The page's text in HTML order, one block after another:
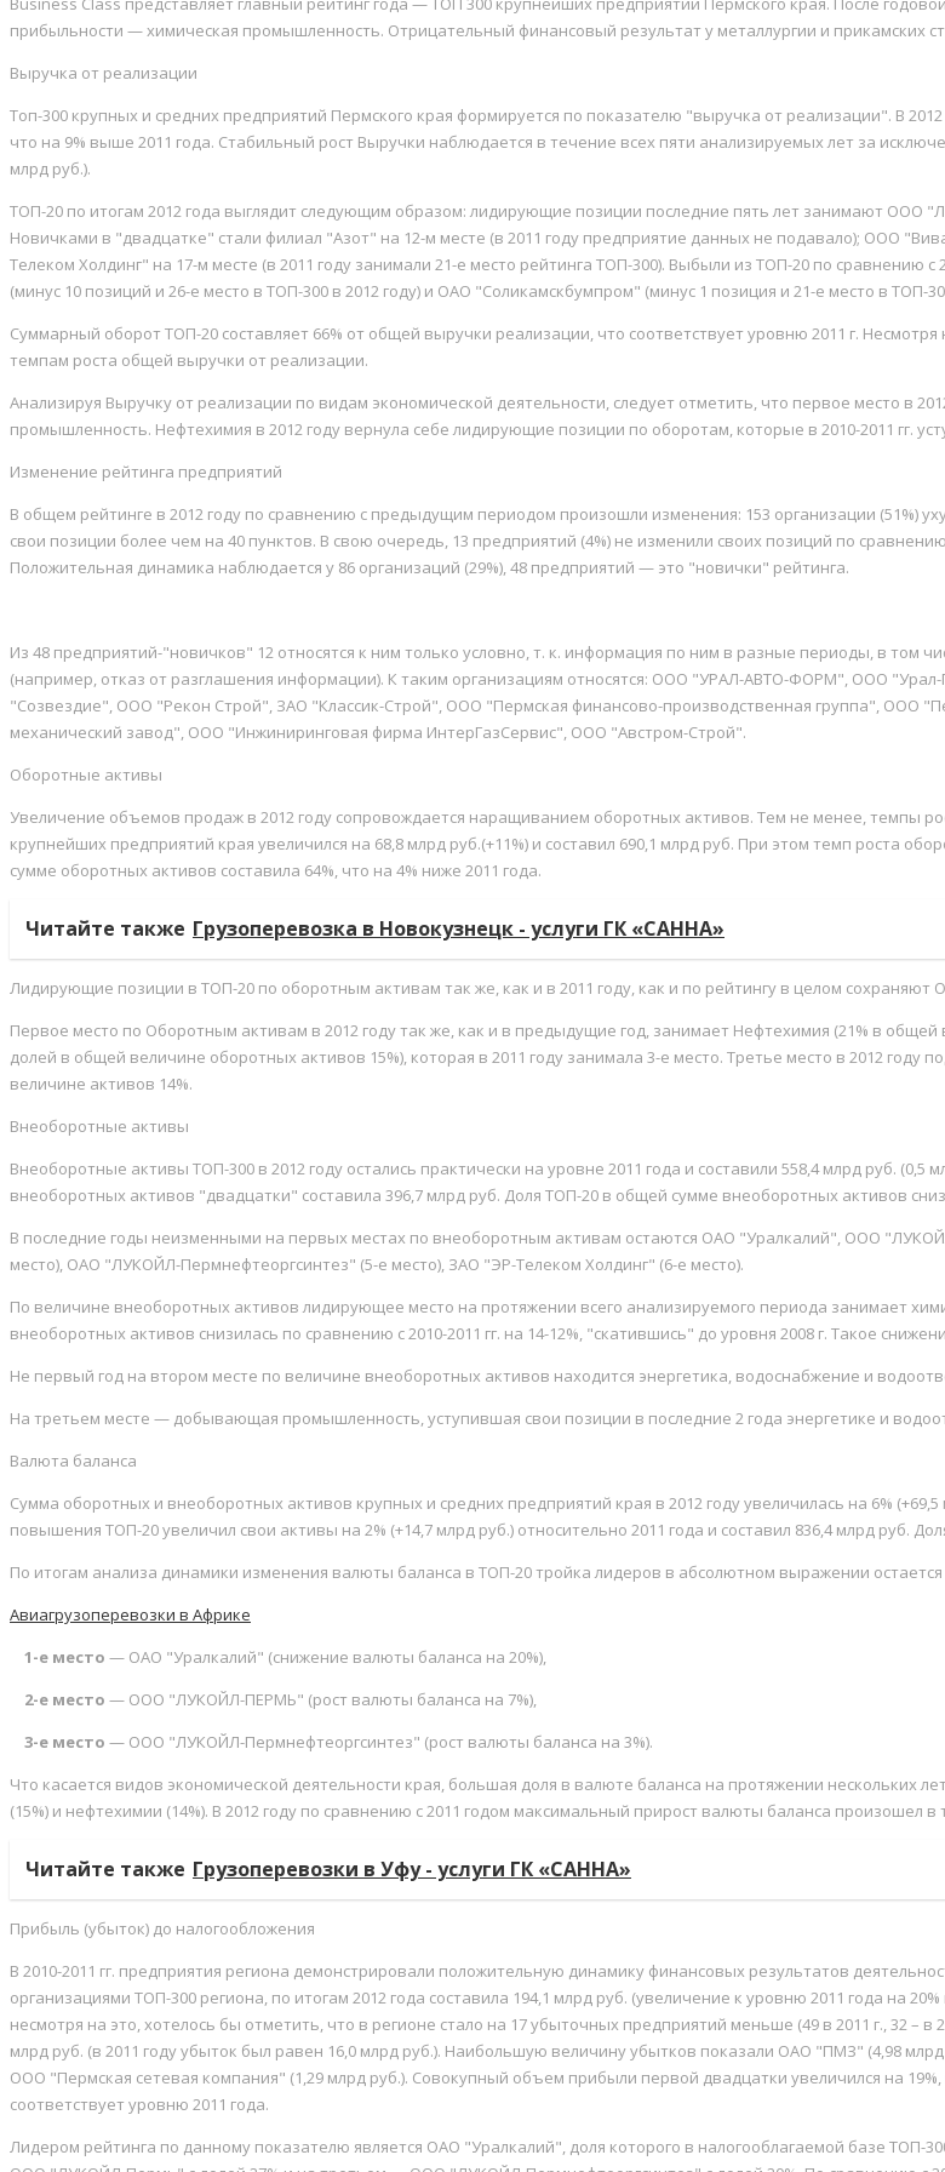
прибыльности — химическая промышленность. Отрицательный финансовый результат у металлургии и прикамских
Выручка от реализации
Топ-300 крупных и средних предприятий Пермского края формируется по показателю "выручка от реализации". В
что на 9% выше 2011 года. Стабильный рост Выручки наблюдается в течение всех пяти анализируемых лет за
млрд руб.).
ТОП-20 по итогам 2012 года выглядит следующим образом: лидирующие позиции последние пять лет занимают
Новичками в "двадцатке" стали филиал "Азот" на 12-м месте (в 2011 году предприятие данных не подавало); ООО
Телеком Холдинг" на 17-м месте (в 2011 году занимали 21-е место рейтинга ТОП-300). Выбыли из ТОП-20 по
(минус 10 позиций и 26-е место в ТОП-300 в 2012 году) и ОАО "Соликамскбумпром" (минус 1 позиция и 21-е место в ТОП-
Суммарный оборот ТОП-20 составляет 66% от общей выручки реализации, что соответствует уровню 2011 г.
темпам роста общей выручки от реализации.
Анализируя Выручку от реализации по видам экономической деятельности, следует отметить, что первое место в
промышленность. Нефтехимия в 2012 году вернула себе лидирующие позиции по оборотам, которые в 2010-2011 гг.
Изменение рейтинга предприятий
В общем рейтинге в 2012 году по сравнению с предыдущим периодом произошли изменения: 153 организации (51%)
свои позиции более чем на 40 пунктов. В свою очередь, 13 предприятий (4%) не изменили своих позиций по
Положительная динамика наблюдается у 86 организаций (29%), 48 предприятий — это "новички" рейтинга.
Из 48 предприятий-"новичков" 12 относятся к ним только условно, т. к. информация по ним в разные периоды, в том
(например, отказ от разглашения информации). К таким организациям относятся: ООО "УРАЛ-АВТО-ФОРМ", ООО
"Созвездие", ООО "Рекон Строй", ЗАО "Классик-Строй", ООО "Пермская финансово-производственная группа", ООО
механический завод", ООО "Инжиниринговая фирма ИнтерГазСервис", ООО "Австром-Строй".
Оборотные активы
Увеличение объемов продаж в 2012 году сопровождается наращиванием оборотных активов. Тем не менее, темпы
крупнейших предприятий края увеличился на 68,8 млрд руб.(+11%) и составил 690,1 млрд руб. При этом темп роста
сумме оборотных активов составила 64%, что на 4% ниже 2011 года.
Читайте также Грузоперевозка в Новокузнецк - услуги ГК «САННА»
Лидирующие позиции в ТОП-20 по оборотным активам так же, как и в 2011 году, как и по рейтингу в целом
Первое место по Оборотным активам в 2012 году так же, как и в предыдущие год, занимает Нефтехимия (21% в
долей в общей величине оборотных активов 15%), которая в 2011 году занимала 3-е место. Третье место в 2012
величине активов 14%.
Внеоборотные активы
Внеоборотные активы ТОП-300 в 2012 году остались практически на уровне 2011 года и составили 558,4 млрд руб.
внеоборотных активов "двадцатки" составила 396,7 млрд руб. Доля ТОП-20 в общей сумме внеоборотных активов
В последние годы неизменными на первых местах по внеоборотным активам остаются ОАО "Уралкалий", ООО
место), ОАО "ЛУКОЙЛ-Пермнефтеоргсинтез" (5-е место), ЗАО "ЭР-Телеком Холдинг" (6-е место).
По величине внеоборотных активов лидирующее место на протяжении всего анализируемого периода занимает
внеоборотных активов снизилась по сравнению с 2010-2011 гг. на 14-12%, "скатившись" до уровня 2008 г. Такое
Не первый год на втором месте по величине внеоборотных активов находится энергетика, водоснабжение и
На третьем месте — добывающая промышленность, уступившая свои позиции в последние 2 года энергетике и
Валюта баланса
Сумма оборотных и внеоборотных активов крупных и средних предприятий края в 2012 году увеличилась на 6%
повышения ТОП-20 увеличил свои активы на 2% (+14,7 млрд руб.) относительно 2011 года и составил 836,4 млрд руб.
По итогам анализа динамики изменения валюты баланса в ТОП-20 тройка лидеров в абсолютном выражении
Авиагрузоперевозки в Африке
1-е место — ОАО "Уралкалий" (снижение валюты баланса на 20%),
2-е место — ООО "ЛУКОЙЛ-ПЕРМЬ" (рост валюты баланса на 7%),
3-е место — ООО "ЛУКОЙЛ-Пермнефтеоргсинтез" (рост валюты баланса на 3%).
Что касается видов экономической деятельности края, большая доля в валюте баланса на протяжении
(15%) и нефтехимии (14%). В 2012 году по сравнению с 2011 годом максимальный прирост валюты баланса произошел
Читайте также Грузоперевозки в Уфу - услуги ГК «САННА»
Прибыль (убыток) до налогообложения
В 2010-2011 гг. предприятия региона демонстрировали положительную динамику финансовых результатов
организациями ТОП-300 региона, по итогам 2012 года составила 194,1 млрд руб. (увеличение к уровню 2011 года на
несмотря на это, хотелось бы отметить, что в регионе стало на 17 убыточных предприятий меньше (49 в 2011 г., 32 –
млрд руб. (в 2011 году убыток был равен 16,0 млрд руб.). Наибольшую величину убытков показали ОАО "ПМЗ" (4,98
ООО "Пермская сетевая компания" (1,29 млрд руб.). Совокупный объем прибыли первой двадцатки увеличился на
соответствует уровню 2011 года.
Лидером рейтинга по данному показателю является ОАО "Уралкалий", доля которого в налогооблагаемой базе ТОП-